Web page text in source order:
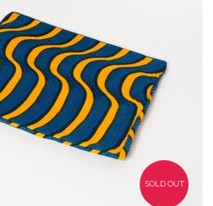
35,00€
SOLD OUT